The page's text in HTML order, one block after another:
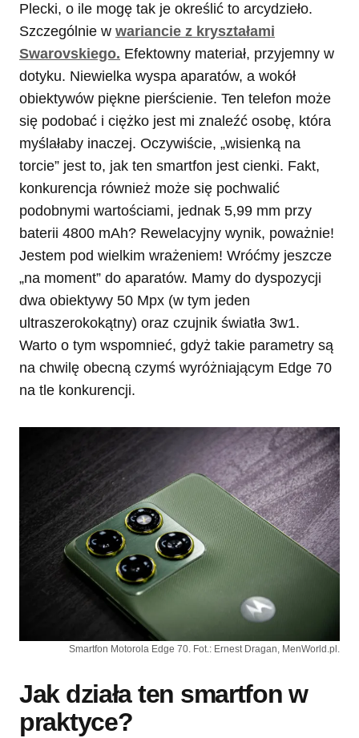
Plecki, o ile mogę tak je określić to arcydzieło.
Szczególnie w wariancie z kryształami
Swarovskiego. Efektowny materiał, przyjemny w
dotyku. Niewielka wyspa aparatów, a wokół
obiektywów piękne pierścienie. Ten telefon może
się podobać i ciężko jest mi znaleźć osobę, która
myślałaby inaczej. Oczywiście, „wisienką na
torcie” jest to, jak ten smartfon jest cienki. Fakt,
konkurencja również może się pochwalić
podobnymi wartościami, jednak 5,99 mm przy
baterii 4800 mAh? Rewelacyjny wynik, poważnie!
Jestem pod wielkim wrażeniem! Wróćmy jeszcze
„na moment” do aparatów. Mamy do dyspozycji
dwa obiektywy 50 Mpx (w tym jeden
ultraszerokokątny) oraz czujnik światła 3w1.
Warto o tym wspomnieć, gdyż takie parametry są
na chwilę obecną czymś wyróżniającym Edge 70
na tle konkurencji.
Smartfon Motorola Edge 70. Fot.: Ernest Dragan, MenWorld.pl.
Jak działa ten smartfon w
praktyce?